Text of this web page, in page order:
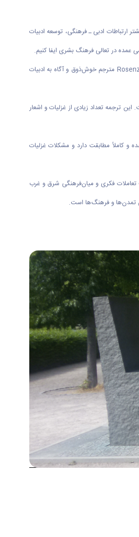
ارتباطات ادبی ـ فرهنگی، توسعه ادبیات
عمده در تعالی فرهنگ بشری ایفا کنیم.
استاد دانشگاه اراک به ترجمه‌های دیوان حافظ به زبان آلمانی نیز اشاره و خاطرنشان کرد: بهترین ترجمه کامل از دیوان حافظ به زبان آلمانی، توسط روزن تسوآیگ شوانآو Rosenzweig-Schwannau مترجم خوش‌ذوق و آگاه به ادبیات
ترجمه تعداد زیادی از غزلیات و اشعار
غنی هم‌خوان شده و کاملاً مطابقت دارد و مشکلات غزلیات
تعاملات فکری و میان‌فرهنگی شرق و غرب
تمدن‌ها و فرهنگ‌ها است.